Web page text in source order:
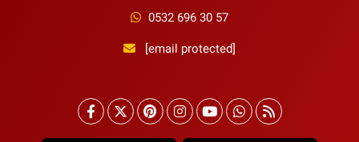
0532 696 30 57
[email protected]